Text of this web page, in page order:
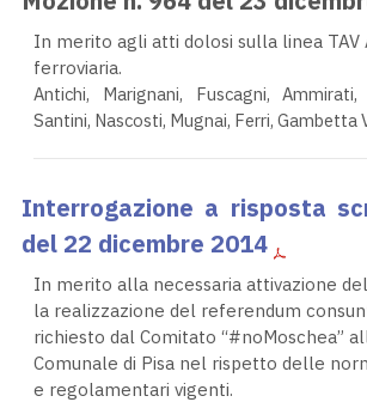
In merito agli atti dolosi sulla linea TAV
ferroviaria.
Antichi, Marignani, Fuscagni,
Santini, Nascosti, Mugnai, Ferri, Gambetta
Interrogazione a risposta
del 22 dicembre 2014
In merito alla necessaria attivazione
la realizzazione del referendum
richiesto dal Comitato “#noMoschea”
Comunale di Pisa nel rispetto delle
e regolamentari vigenti.